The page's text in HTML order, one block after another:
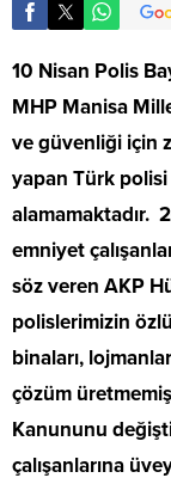
10 Nisan Polis
MHP Manisa
ve güvenliği için
yapan Türk polisi
alamamaktadır.
emniyet
söz veren AKP
polislerimizin
binaları,
çözüm
Kanununu
çalışanlarına